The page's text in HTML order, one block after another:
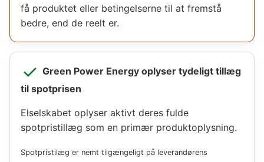
få produktet eller betingelserne til at fremstå
bedre, end de reelt er.
check Green Power Energy oplyser tydeligt tillæg
til spotprisen
Elselskabet oplyser aktivt deres fulde
spotpristillæg som en primær produktoplysning.
Spotpristilæg er nemt tilgængeligt på leverandørens